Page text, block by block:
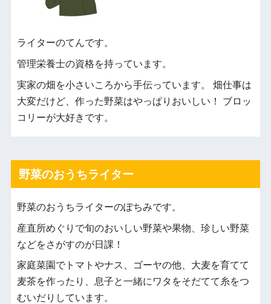
ライターのてんです。
管理栄養士の資格を持っています。
実家の畑を小さいころから手伝っています。 畑仕事は
大変だけど、作った野菜はやっぱりおいしい！ ブロッ
コリーが大好きです。
野菜のおうちライター
野菜のおうちライターのぽちみです。
産直所めぐりで旬のおいしい野菜や果物、珍しい野菜
などをさがすのが日課！
家庭菜園でトマトやナス、ゴーヤの他、大麦を育てて
麦茶を作ったり、息子と一緒にワタをそだてて糸をつ
むいだりしています。